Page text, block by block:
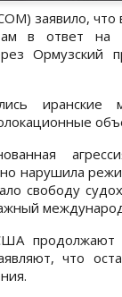
заявило, что
в ответ на
Ормузский
иранские
нарушила
свободу
продолжают
что